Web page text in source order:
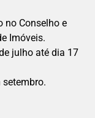
no Conselho e
Imóveis.
julho até dia 17